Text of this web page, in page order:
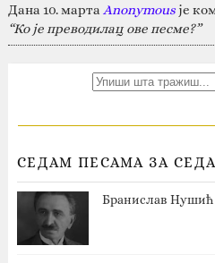
Дана 10. марта Anonymousје
“Ко је преводилац ове песме?”
СЕДАМ ПЕСАМА ЗА
Бранислав